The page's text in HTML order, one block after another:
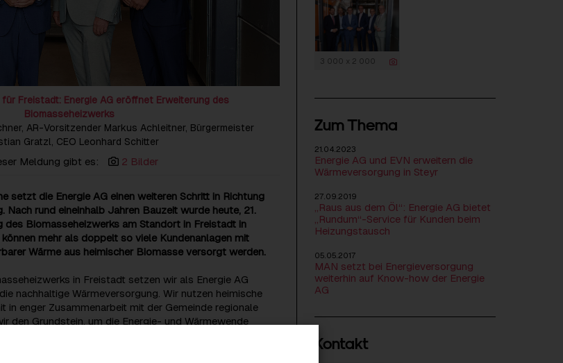
für Freistadt: Energie AG eröffnet Erweiterung des
Biomasseheizwerks
AR-Vorsitzender Markus Achleitner, Bürgermeister
Gratzl, CEO Leonhard Schitter
Meldung gibt es: 2 Bilder
setzt die Energie AG einen weiteren Schritt in Richtung
Nach rund eineinhalb Jahren Bauzeit wurde heute, 21.
des Biomasseheizwerks am Standort in Freistadt in
mehr als doppelt so viele Kundenanlagen mit
Wärme aus heimischer Biomasse versorgt werden.
in Freistadt setzen wir als Energie AG
nachhaltige Wärmeversorgung. Wir nutzen heimische
in enger Zusammenarbeit mit der Gemeinde regionale
den Grundstein, um die Energie- und Wärmewende
betont Energie AG-CEO Leonhard Schitter.
3 000 x 2 000
Zum Thema
21.04.2023
Energie AG und EVN erweitern die
Wärmeversorgung in Steyr
27.09.2019
„Raus aus dem Öl“: Energie AG bietet
„Rundum“-Service für Kunden beim
Heizungstausch
05.05.2017
MAN setzt bei Energieversorgung
weiterhin auf Know-how der Energie
AG
Kontakt